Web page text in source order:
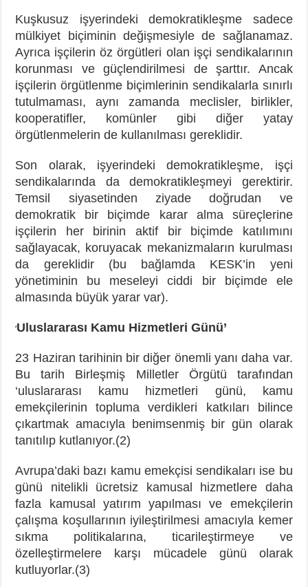
Kuşkusuz işyerindeki demokratikleşme sadece
mülkiyet biçiminin değişmesiyle de sağlanamaz.
Ayrıca işçilerin öz örgütleri olan işçi sendikalarının
korunması ve güçlendirilmesi de şarttır. Ancak
işçilerin örgütlenme biçimlerinin sendikalarla sınırlı
tutulmaması, aynı zamanda meclisler, birlikler,
kooperatifler, komünler gibi diğer yatay
örgütlenmelerin de kullanılması gereklidir.
Son olarak, işyerindeki demokratikleşme, işçi
sendikalarında da demokratikleşmeyi gerektirir.
Temsil siyasetinden ziyade doğrudan ve
demokratik bir biçimde karar alma süreçlerine
işçilerin her birinin aktif bir biçimde katılımını
sağlayacak, koruyacak mekanizmaların kurulması
da gereklidir (bu bağlamda KESK’in yeni
yönetiminin bu meseleyi ciddi bir biçimde ele
almasında büyük yarar var).
‘Uluslararası Kamu Hizmetleri Günü’
23 Haziran tarihinin bir diğer önemli yanı daha var.
Bu tarih Birleşmiş Milletler Örgütü tarafından
‘uluslararası kamu hizmetleri günü, kamu
emekçilerinin topluma verdikleri katkıları bilince
çıkartmak amacıyla benimsenmiş bir gün olarak
tanıtılıp kutlanıyor.(2)
Avrupa’daki bazı kamu emekçisi sendikaları ise bu
günü nitelikli ücretsiz kamusal hizmetlere daha
fazla kamusal yatırım yapılması ve emekçilerin
çalışma koşullarının iyileştirilmesi amacıyla kemer
sıkma politikalarına, ticarileştirmeye ve
özelleştirmelere karşı mücadele günü olarak
kutluyorlar.(3)